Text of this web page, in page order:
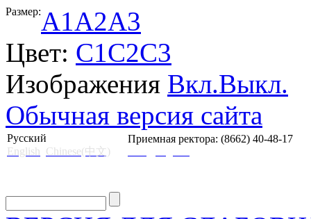
Размер:A1A2A3
Цвет: C1C2C3
Изображения Вкл.Выкл.
Обычная версия сайта
Русский
English Chinese(中文)
Приемная ректора: (8662) 40-48-17